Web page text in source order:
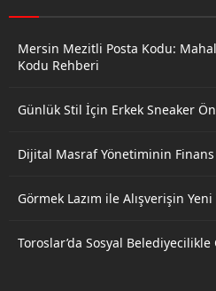
Mersin Mezitli Posta Kodu:
Kodu Rehberi
Günlük Stil İçin Erkek Sneaker
Dijital Masraf Yönetiminin Finans
Görmek Lazım ile Alışverişin Yeni
Toroslar’da Sosyal